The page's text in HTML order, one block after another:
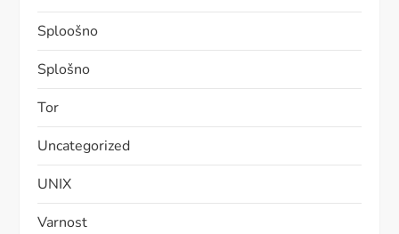
Sploošno
Splošno
Tor
Uncategorized
UNIX
Varnost